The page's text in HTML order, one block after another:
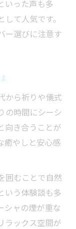
癒やす秘密
レッシュ
時間
影響とは
ックス術
本ポイント
のコツ
しみ方
方を解説
景
いった声も多
て人気です。
ー選びに注意す
から祈りや儀式
の時間にシーシ
向き合うことが
癒やしと安心感
囲むことで自然
いう体験談も多
シャの煙が重な
ラックス空間が